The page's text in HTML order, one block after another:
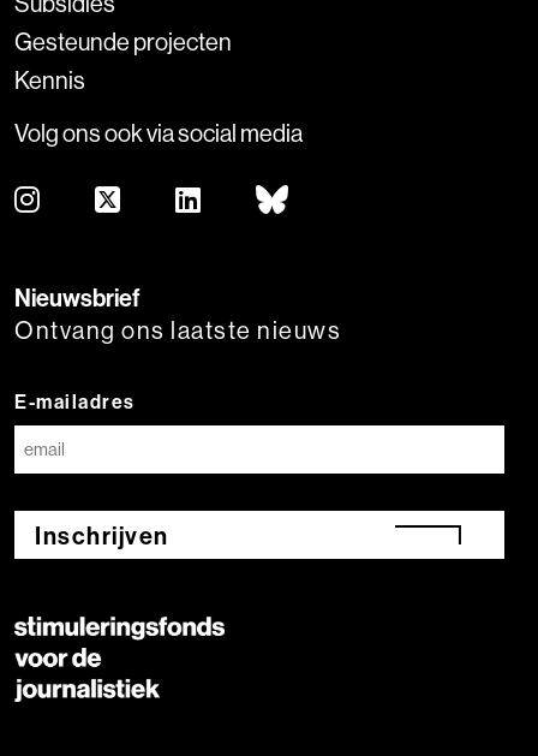
Gesteunde projecten
Kennis
Volg ons ook via social media
Nieuwsbrief
Ontvang ons laatste nieuws
E-mailadres
Inschrijven